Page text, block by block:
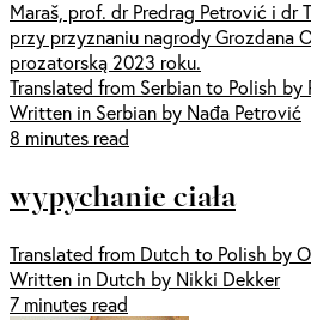
Maraš, prof. dr Predrag Petrović i dr
przy przyznaniu nagrody Grozdana
prozatorską 2023 roku.
Translated from Serbian to Polish by
Written in Serbian by Nađa Petrović
8 minutes read
wypychanie ciała
Translated from Dutch to Polish by
Written in Dutch by Nikki Dekker
7 minutes read